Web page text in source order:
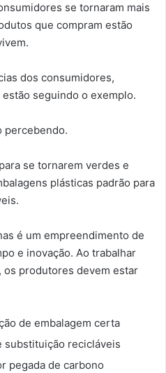
se tornaram mais
que compram estão
dos consumidores,
seguindo o exemplo.
percebendo.
se tornarem verdes e
plásticas padrão para
é um empreendimento de
e inovação. Ao trabalhar
os produtores devem estar
de embalagem certa
substituição recicláveis
pegada de carbono